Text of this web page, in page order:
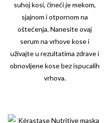
suhoj kosi, čineći je mekom,
sjajnom i otpornom na
oštećenja. Nanesite ovaj
serum na vrhove kose i
uživajte u rezultatima zdrave i
obnovljene kose bez ispucalih
vrhova.